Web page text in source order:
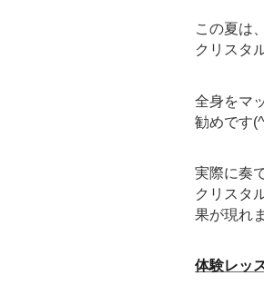
この夏は
クリスタ
全身をマ
勧めです
実際に奏
クリスタ
果が現れ
体験レッ